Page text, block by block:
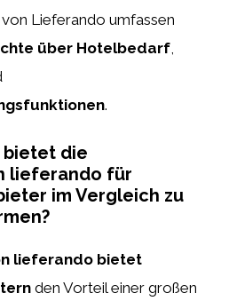
von Lieferando umfassen
über Hotelbedarf,
.
die
lieferando für
im Vergleich zu
lieferando bietet
den Vorteil einer großen